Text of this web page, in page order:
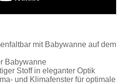
mit Babywanne auf dem
Babywanne
Stoff in eleganter Optik
und Klimafenster für optimale